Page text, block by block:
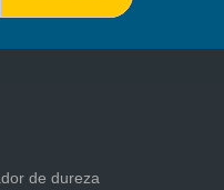
de dureza